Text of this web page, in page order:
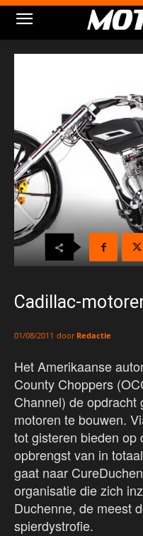
Cadillac-
01/08/2011 door Redactie
Het Amerikaanse
County Choppers
Channel) de opdracht
motoren te bouwen.
tot gisteren bieden op
opbrengst van in
gaat naar
organisatie die zich
Duchenne, de meest
spierdystrofie.